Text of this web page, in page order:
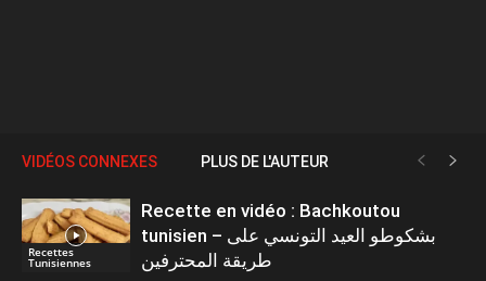
VIDÉOS CONNEXES PLUS DE L'AUTEUR
Recettes
Tunisiennes
Recette en vidéo : Bachkoutou
tunisien – بشكوطو العيد التونسي على
طريقة المحترفين